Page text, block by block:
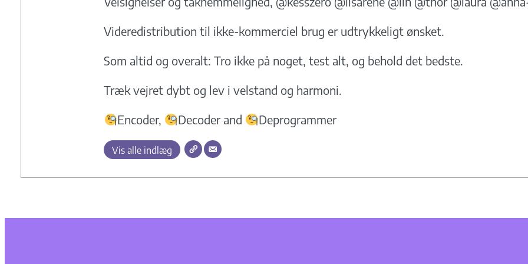
Videredistribution til ikke-kommerciel brug er udtrykkeligt ønsket.
Som altid og overalt: Tro ikke på noget, test alt, og behold det bedste.
Træk vejret dybt og lev i velstand og harmoni.
Encoder, Decoder and Deprogrammer
Vis alle indlæg